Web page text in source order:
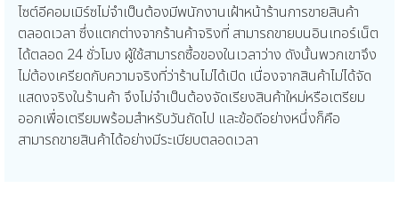
ไซต์อีคอมเมิร์ซไม่จำเป็นต้องมีพนักงานเฝ้าหน้าร้านการขายสินค้า
ตลอดเวลา ซึ่งแตกต่างจากร้านค้าจริงที่ สามารถขายบนอินเทอร์เน็ต
ได้ตลอด 24 ชั่วโมง ผู้ใช้สามารถซื้อของในเวลาว่าง ดังนั้นพวกเขาจึง
ไม่ต้องเครียดกับความจริงที่ว่าร้านไม่ได้เปิด เนื่องจากสินค้าไม่ได้จัด
แสดงจริงในร้านค้า จึงไม่จำเป็นต้องจัดเรียงสินค้าใหม่หรือเตรียม
ออกเพื่อเตรียมพร้อมสำหรับวันถัดไป และข้อดีอย่างหนึ่งก็คือ
สามารถขายสินค้าได้อย่างมีระเบียบตลอดเวลา